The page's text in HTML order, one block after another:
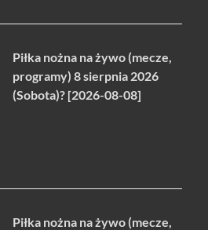
Piłka nożna na żywo (mecze,
programy) 8 sierpnia 2026
(Sobota)? [2026-08-08]
Piłka nożna na żywo (mecze,